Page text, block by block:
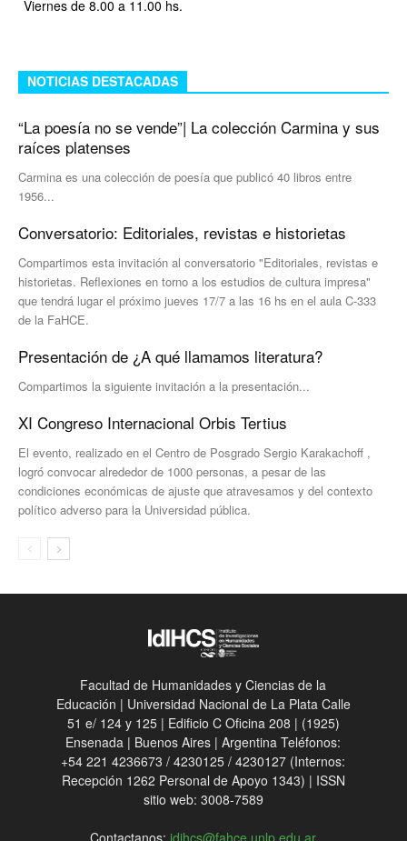
Viernes de 8.00 a 11.00 hs.
NOTICIAS DESTACADAS
“La poesía no se vende”| La colección Carmina y sus
raíces platenses
Carmina es una colección de poesía que publicó 40 libros entre
1956...
Conversatorio: Editoriales, revistas e historietas
Compartimos esta invitación al conversatorio "Editoriales, revistas e
historietas. Reflexiones en torno a los estudios de cultura impresa"
que tendrá lugar el próximo jueves 17/7 a las 16 hs en el aula C-333
de la FaHCE.
Presentación de ¿A qué llamamos literatura?
Compartimos la siguiente invitación a la presentación...
XI Congreso Internacional Orbis Tertius
El evento, realizado en el Centro de Posgrado Sergio Karakachoff ,
logró convocar alrededor de 1000 personas, a pesar de las
condiciones económicas de ajuste que atravesamos y del contexto
político adverso para la Universidad pública.
Facultad de Humanidades y Ciencias de la
Educación | Universidad Nacional de La Plata Calle
51 e/ 124 y 125 | Edificio C Oficina 208 | (1925)
Ensenada | Buenos Aires | Argentina Teléfonos:
+54 221 4236673 / 4230125 / 4230127 (Internos:
Recepción 1262 Personal de Apoyo 1343) | ISSN
sitio web: 3008-7589
Contactanos: idihcs@fahce.unlp.edu.ar